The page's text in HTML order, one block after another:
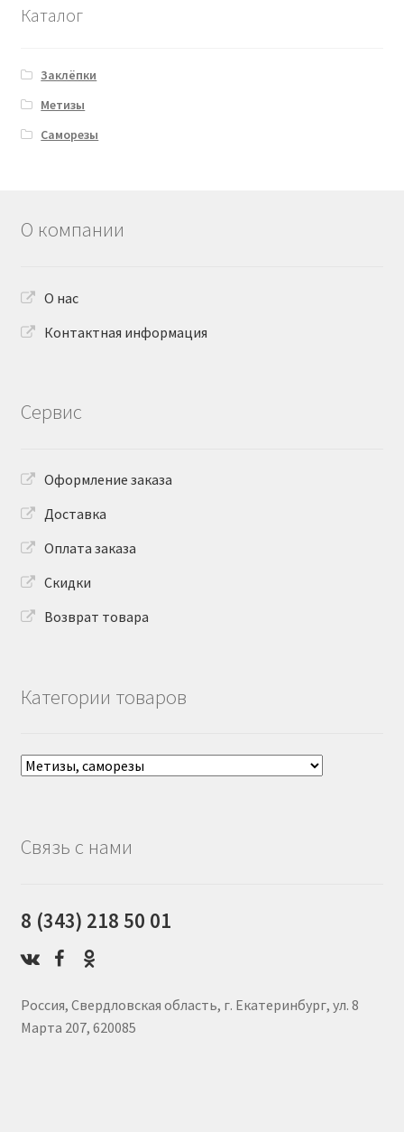
Каталог
Заклёпки
Метизы
Саморезы
О компании
О нас
Контактная информация
Сервис
Оформление заказа
Доставка
Оплата заказа
Скидки
Возврат товара
Категории товаров
Связь с нами
8 (343) 218 50 01
Россия, Свердловская область, г. Екатеринбург, ул. 8
Марта 207, 620085